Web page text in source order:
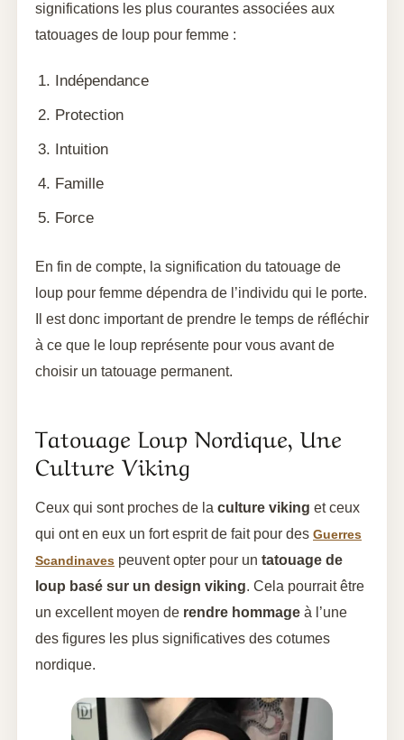
significations les plus courantes associées aux
tatouages de loup pour femme :
Indépendance
Protection
Intuition
Famille
Force
En fin de compte, la signification du tatouage de
loup pour femme dépendra de l’individu qui le porte.
Il est donc important de prendre le temps de réfléchir
à ce que le loup représente pour vous avant de
choisir un tatouage permanent.
Tatouage Loup Nordique, Une
Culture Viking
Ceux qui sont proches de la culture viking et ceux
qui ont en eux un fort esprit de fait pour des Guerres
Scandinaves peuvent opter pour un tatouage de
loup basé sur un design viking. Cela pourrait être
un excellent moyen de rendre hommage à l’une
des figures les plus significatives des cotumes
nordique.